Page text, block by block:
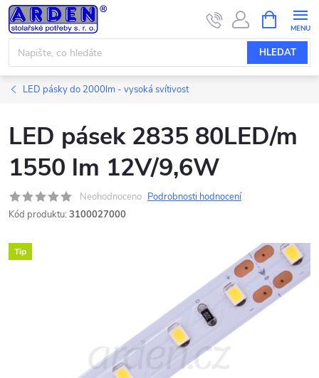
Přejít
na
obsah
HLEDAT
NÁKUPNÍ
KOŠÍK
LED pásky do 2000lm - vysoká svítivost
LED pásek 2835 80LED/m
1550 lm 12V/9,6W
Neohodnoceno Podrobnosti hodnocení
Kód produktu: 3100027000
Tip